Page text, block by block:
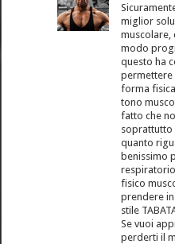
miglior
muscolare,
modo
questo ha
permettere
forma
tono
fatto che
soprattutto
quanto
benissimo
fisico
prendere
stile
Se vuoi
perderti il